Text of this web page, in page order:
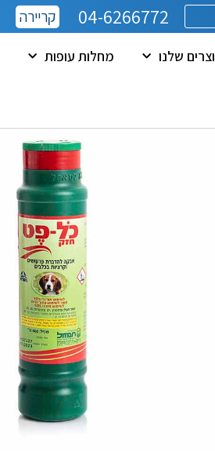
04-6266772 קריירה
שלנו מחלות עופות